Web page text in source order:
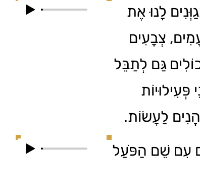
לָנוּ אֶת
צְבָעִים
גַּם לְתַבֵּל
לַעֲשׂוֹת.
עִם שֵׁם הַפֹּעַל